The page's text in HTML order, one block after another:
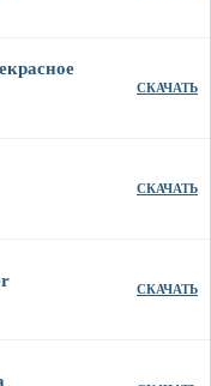
СКАЧАТЬ
СКАЧАТЬ
СКАЧАТЬ